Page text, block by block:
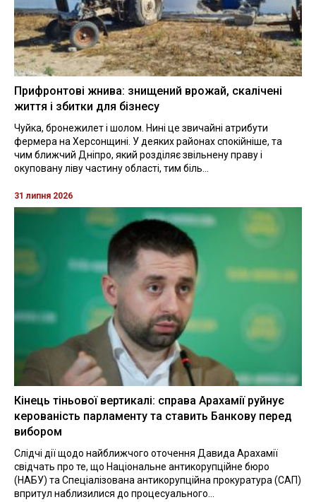
Прифронтові жнива: знищений врожай, скалічені
життя і збитки для бізнесу
Чуйка, бронежилет і шолом. Нині це звичайні атрибути
фермера на Херсонщині. У деяких районах спокійніше, та
чим ближчий Дніпро, який розділяє звільнену праву і
окуповану ліву частину області, тим біль...
31 липня 2026
Кінець тіньової вертикалі: справа Арахамії руйнує
керованість парламенту та ставить Банкову перед
вибором
Слідчі дії щодо найближчого оточення Давида Арахамії
свідчать про те, що Національне антикорупційне бюро
(НАБУ) та Спеціалізована антикорупційна прокуратура (САП)
впритул наблизилися до процесуального...